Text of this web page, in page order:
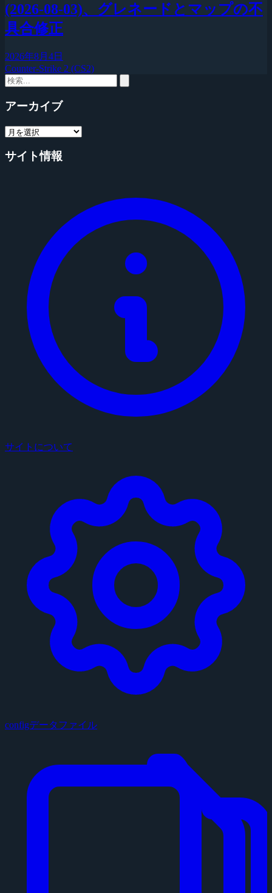
(2026-08-03)、グレネードとマップの不
具合修正
2026年8月4日
Counter-Strike 2 (CS2)
アーカイブ
サイト情報
サイトについて
configデータファイル